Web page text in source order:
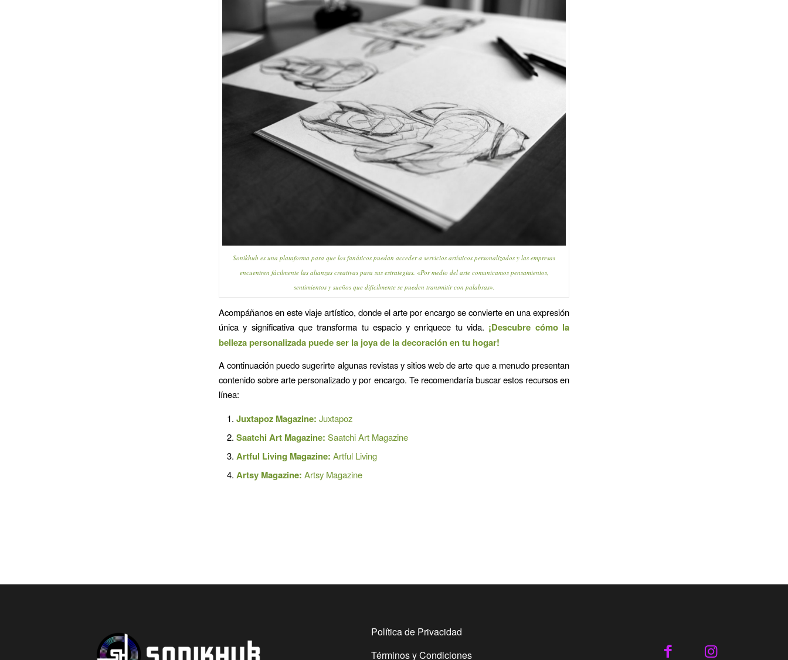
Sonikhub es una plataforma para que los fanáticos puedan acceder a servicios artísticos personalizados y las empresas
encuentren fácilmente las alianzas creativas para sus estrategias. «Por medio del arte comunicamos pensamientos,
sentimientos y sueños que difícilmente se pueden transmitir con palabras».
Acompáñanos en este viaje artístico, donde el arte por encargo se convierte en una expresión
única y significativa que transforma tu espacio y enriquece tu vida. ¡Descubre cómo la
belleza personalizada puede ser la joya de la decoración en tu hogar!
A continuación puedo sugerirte algunas revistas y sitios web de arte que a menudo presentan
contenido sobre arte personalizado y por encargo. Te recomendaría buscar estos recursos en
línea:
Juxtapoz Magazine: Juxtapoz
Saatchi Art Magazine: Saatchi Art Magazine
Artful Living Magazine: Artful Living
Artsy Magazine: Artsy Magazine
Política de Privacidad
Términos y Condiciones